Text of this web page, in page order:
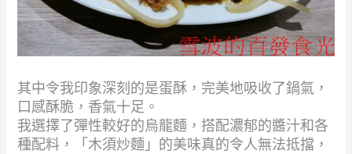
其中令我印象深刻的是蛋酥，完美地吸收了鍋氣，
口感酥脆，香氣十足。
我選擇了彈性較好的烏龍麵，搭配濃郁的醬汁和各
種配料，「木須炒麵」的美味真的令人無法抵擋，